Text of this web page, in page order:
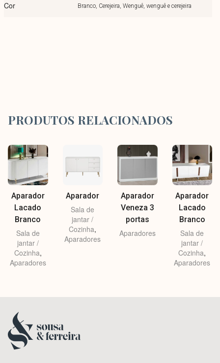
Cor Branco, Cerejeira, Wenguê, wenguê e cerejeira
PRODUTOS RELACIONADOS
Aparador
Lacado
Branco
Sala de
jantar /
Cozinha,
Aparadores
Aparador
Sala de
jantar /
Cozinha,
Aparadores
Aparador
Veneza 3
portas
Aparadores
Aparador
Lacado
Branco
Sala de
jantar /
Cozinha,
Aparadores